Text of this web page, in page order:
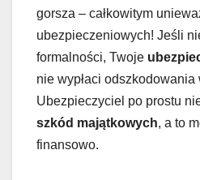
gorsza – całkowitym
ubezpieczeniowych! Jeśli
formalności, Twoje
nie wypłaci odszkodowania
Ubezpieczyciel po prostu
szkód majątkowych, a to
finansowo.